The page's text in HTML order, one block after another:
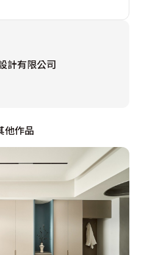
常見的外凸構造，避免灰塵
替居住者量身打造層峰訂製
企盼在公區擘造多功能房，
融入公領域之中，衝突點再
門因應，更別出心裁利用L
獲得最大程度的延展。除了
，還多元變幻出瑜珈場地，
窗外宜人山景，與運動機能
的解放。此外，壁爐的安排
內嵌式配置客廳電視牆、外
計有限公司
他作品